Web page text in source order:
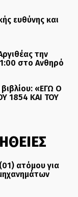
ευθύνης και
την
στο Ανθηρό
«ΕΓΩ Ο
1854 ΚΑΙ ΤΟΥ
ατόμου για